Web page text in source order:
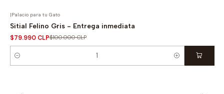
|Palacio para tu Gato
Sitial Felino Gris - Entrega inmediata
$79.990 CLP$100.000 CLP
Cantidad